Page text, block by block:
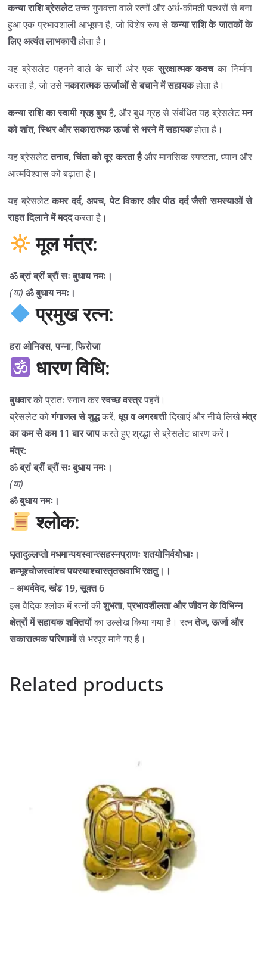
कन्या राशि ब्रेसलेटउच्च गुणवत्ता वाले रत्नों और अर्ध-कीमती पत्थरों से बना
हुआ एक प्रभावशाली आभूषण है, जो विशेष रूप सेकन्या राशि के जातकों के
लिए अत्यंत लाभकारीहोता है।
यह ब्रेसलेट पहनने वाले के चारों ओर एकसुरक्षात्मक कवचका निर्माण
करता है, जो उसेनकारात्मक ऊर्जाओं से बचाने में सहायकहोता है।
कन्या राशि का स्वामी ग्रह बुधहै, और बुध ग्रह से संबंधित यह ब्रेसलेटमन
को शांत, स्थिर और सकारात्मक ऊर्जा से भरने में सहायकहोता है।
यह ब्रेसलेटतनाव, चिंता को दूर करता हैऔर मानसिक स्पष्टता, ध्यान और
आत्मविश्वास को बढ़ाता है।
यह ब्रेसलेटकमर दर्द, अपच, पेट विकार और पीठ दर्द जैसी समस्याओं से
राहत दिलाने में मददकरता है।
मूल मंत्र:
ॐ ब्रां ब्रीं ब्रौं सः बुधाय नमः।
(या) ॐ बुधाय नमः।
प्रमुख रत्न:
हरा ओनिक्स, पन्ना, फिरोजा
धारण विधि:
बुधवारको प्रातः स्नान करस्वच्छ वस्त्रपहनें।
ब्रेसलेट कोगंगाजल से शुद्धकरें, धूप व अगरबत्तीदिखाएं और नीचे लिखेमंत्र
का कम से कम 11 बार जापकरते हुए श्रद्धा से ब्रेसलेट धारण करें।
मंत्र:
ॐ ब्रां ब्रीं ब्रौं सः बुधाय नमः।
(या)
ॐ बुधाय नमः।
श्लोक:
घृतादुल्लप्तो मधमान्पयस्वान्त्सहस्नप्राणः शतयोनिर्वयोधाः।
शम्भूश्चोजस्वांश्च पयस्याश्चास्तृतस्त्वाभि रक्षतु।।
– अथर्ववेद, खंड 19, सूक्त 6
इस वैदिक श्लोक में रत्नों कीशुभता, प्रभावशीलता और जीवन के विभिन्न
क्षेत्रों में सहायक शक्तियोंका उल्लेख किया गया है। रत्नतेज, ऊर्जा और
सकारात्मक परिणामोंसे भरपूर माने गए हैं।
Related products